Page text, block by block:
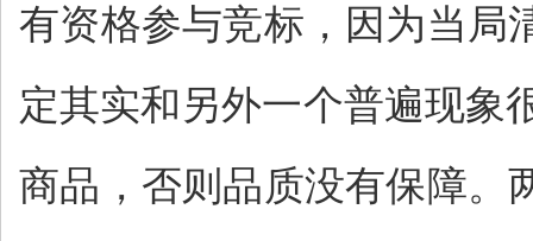
有资格参与竞标，因为当局
定其实和另外一个普遍现象
商品，否则品质没有保障。